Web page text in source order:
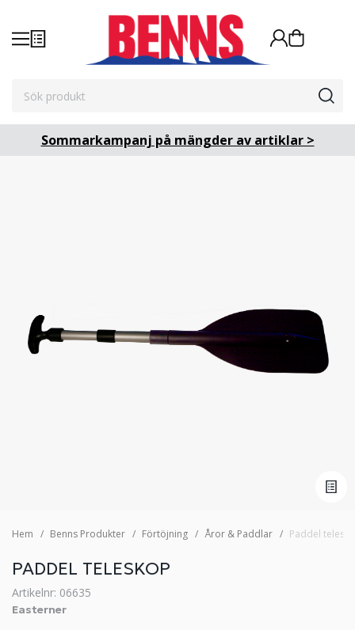
Sommarkampanj på mängder av artiklar >
Hem Benns Produkter Förtöjning Åror & Paddlar Paddel
PADDEL TELESKOP
Artikelnr: 06635
Easterner